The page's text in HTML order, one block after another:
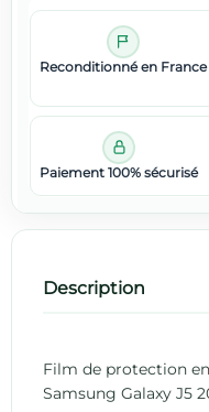
Reconditionné en France
Paiement 100% sécurisé
Description
Film de protection
Samsung Galaxy J5